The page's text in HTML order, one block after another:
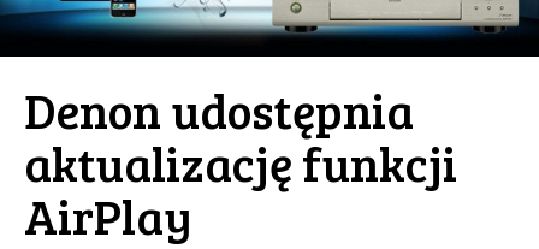
Denon udostępnia
aktualizację funkcji
AirPlay